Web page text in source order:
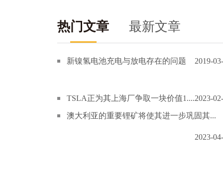
热门文章 最新文章
新镍氢电池充电与放电存在的问题 2019-
TSLA正为其上海厂争取一块价值1....2023-
澳大利亚的重要锂矿将使其进一步巩固其...
2023-